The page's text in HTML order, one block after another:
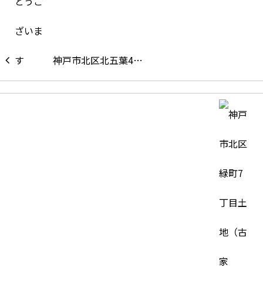
神戸市北区北五葉4…